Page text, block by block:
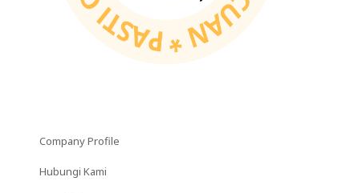
Company Profile
Hubungi Kami